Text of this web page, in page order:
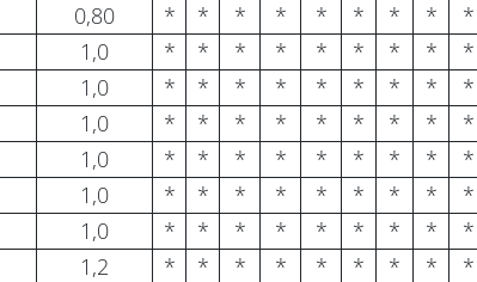
0,80 * * * * * * * * *
1,0 * * * * * * * * *
1,0 * * * * * * * * *
1,0 * * * * * * * * *
1,0 * * * * * * * * *
1,0 * * * * * * * * *
1,0 * * * * * * * * *
1,2 * * * * * * * * *